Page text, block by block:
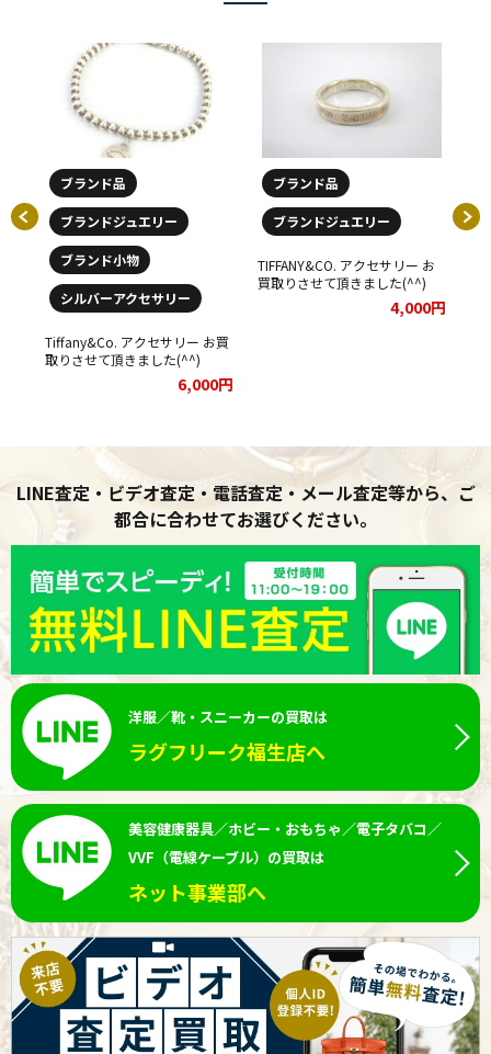
ブランド品
ブランドジュエリー
ブランド小物
シルバーアクセサリー
Tiffany&Co. アクセサリー お買
取りさせて頂きました(^^)
6,000円
ブランド品
ブランドジュエリー
TIFFANY&CO. アクセサリー お
買取りさせて頂きました(^^)
4,000円
LINE査定・ビデオ査定・電話査定・メール査定等から、ご
都合に合わせてお選びください。
洋服／靴・スニーカーの買取は
ラグフリーク福生店へ
美容健康器具／ホビー・おもちゃ／電子タバコ／
VVF（電線ケーブル）の買取は
ネット事業部へ